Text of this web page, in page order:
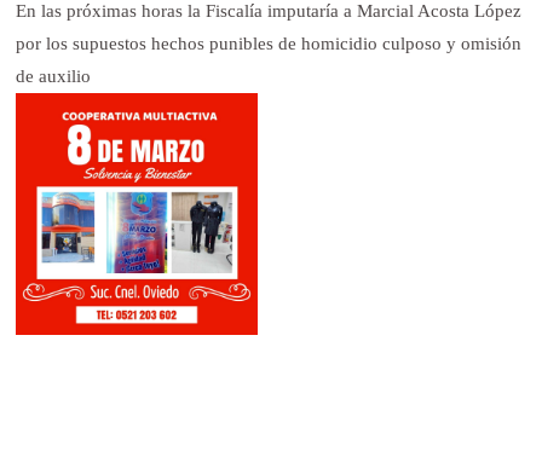
En las próximas horas la Fiscalía imputaría a Marcial Acosta López
por los supuestos hechos punibles de homicidio culposo y omisión
de auxilio